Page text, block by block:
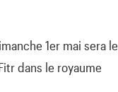
1er mai sera le
dans le royaume